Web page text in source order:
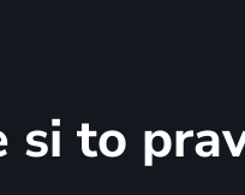
si to